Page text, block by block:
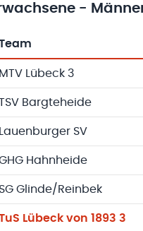
-
MTV Lübeck 3
Bargteheide
Lauenburger SV
Hahnheide
SG Glinde/Reinbek
Lübeck von 1893 3